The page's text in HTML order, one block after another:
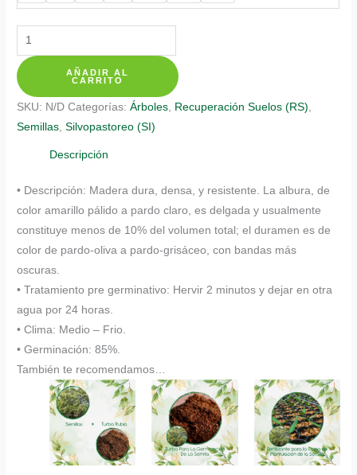
Semillas
Orgánicas
De
Árbol
Acacia
Blanca
cantidad
AÑADIR AL
CARRITO
SKU: N/D Categorías:Árboles Recuperación Suelos (RS)
Semillas ,Silvopastoreo (SI)
Descripción
• Descripción: Madera dura, densa, y resistente. La albura, de
color amarillo pálido a pardo claro, es delgada y usualmente
constituye menos de 10% del volumen total; el duramen es de
color de pardo-oliva a pardo-grisáceo, con bandas más
oscuras.
• Tratamiento pre germinativo: Hervir 2 minutos y dejar en otra
agua por 24 horas.
• Clima: Medio – Frio.
• Germinación: 85%.
También te recomendamos…